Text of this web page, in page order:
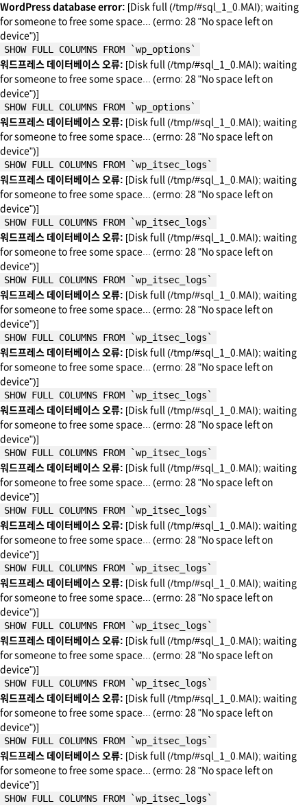
WordPress database error: [Disk full (/tmp/#sql_1_0.MAI); waiting
for someone to free some space... (errno: 28 "No space left on
device")]
SHOW FULL COLUMNS FROM `wp_options`
워드프레스 데이터베이스 오류: [Disk full (/tmp/#sql_1_0.MAI); waiting
for someone to free some space... (errno: 28 "No space left on
device")]
SHOW FULL COLUMNS FROM `wp_options`
워드프레스 데이터베이스 오류: [Disk full (/tmp/#sql_1_0.MAI); waiting
for someone to free some space... (errno: 28 "No space left on
device")]
SHOW FULL COLUMNS FROM `wp_itsec_logs`
워드프레스 데이터베이스 오류: [Disk full (/tmp/#sql_1_0.MAI); waiting
for someone to free some space... (errno: 28 "No space left on
device")]
SHOW FULL COLUMNS FROM `wp_itsec_logs`
워드프레스 데이터베이스 오류: [Disk full (/tmp/#sql_1_0.MAI); waiting
for someone to free some space... (errno: 28 "No space left on
device")]
SHOW FULL COLUMNS FROM `wp_itsec_logs`
워드프레스 데이터베이스 오류: [Disk full (/tmp/#sql_1_0.MAI); waiting
for someone to free some space... (errno: 28 "No space left on
device")]
SHOW FULL COLUMNS FROM `wp_itsec_logs`
워드프레스 데이터베이스 오류: [Disk full (/tmp/#sql_1_0.MAI); waiting
for someone to free some space... (errno: 28 "No space left on
device")]
SHOW FULL COLUMNS FROM `wp_itsec_logs`
워드프레스 데이터베이스 오류: [Disk full (/tmp/#sql_1_0.MAI); waiting
for someone to free some space... (errno: 28 "No space left on
device")]
SHOW FULL COLUMNS FROM `wp_itsec_logs`
워드프레스 데이터베이스 오류: [Disk full (/tmp/#sql_1_0.MAI); waiting
for someone to free some space... (errno: 28 "No space left on
device")]
SHOW FULL COLUMNS FROM `wp_itsec_logs`
워드프레스 데이터베이스 오류: [Disk full (/tmp/#sql_1_0.MAI); waiting
for someone to free some space... (errno: 28 "No space left on
device")]
SHOW FULL COLUMNS FROM `wp_itsec_logs`
워드프레스 데이터베이스 오류: [Disk full (/tmp/#sql_1_0.MAI); waiting
for someone to free some space... (errno: 28 "No space left on
device")]
SHOW FULL COLUMNS FROM `wp_itsec_logs`
워드프레스 데이터베이스 오류: [Disk full (/tmp/#sql_1_0.MAI); waiting
for someone to free some space... (errno: 28 "No space left on
device")]
SHOW FULL COLUMNS FROM `wp_itsec_logs`
워드프레스 데이터베이스 오류: [Disk full (/tmp/#sql_1_0.MAI); waiting
for someone to free some space... (errno: 28 "No space left on
device")]
SHOW FULL COLUMNS FROM `wp_itsec_logs`
워드프레스 데이터베이스 오류: [Disk full (/tmp/#sql_1_0.MAI); waiting
for someone to free some space... (errno: 28 "No space left on
device")]
SHOW FULL COLUMNS FROM `wp_itsec_logs`